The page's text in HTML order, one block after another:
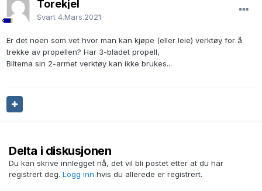
Torekjel
Svart 4.Mars.2021
Er det noen som vet hvor man kan kjøpe (eller leie) verktøy for å
trekke av propellen? Har 3-bladet propell,
Biltema sin 2-armet verktøy kan ikke brukes...
Delta i diskusjonen
Du kan skrive innlegget nå, det vil bli postet etter at du har
registrert deg. Logg inn hvis du allerede er registrert.